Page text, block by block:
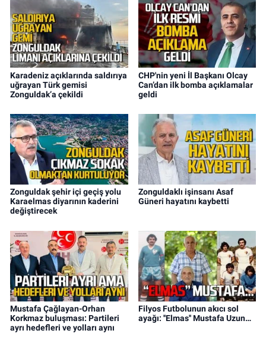
Karadeniz açıklarında saldırıya
uğrayan Türk gemisi
Zonguldak’a çekildi
CHP'nin yeni İl Başkanı Olcay
Can’dan ilk bomba açıklamalar
geldi
Zonguldak şehir içi geçiş yolu
Karaelmas diyarının kaderini
değiştirecek
Zonguldaklı işinsanı Asaf
Güneri hayatını kaybetti
Mustafa Çağlayan-Orhan
Korkmaz buluşması: Partileri
ayrı hedefleri ve yolları aynı
Filyos Futbolunun akıcı sol
ayağı: ''Elmas'' Mustafa Uzun…